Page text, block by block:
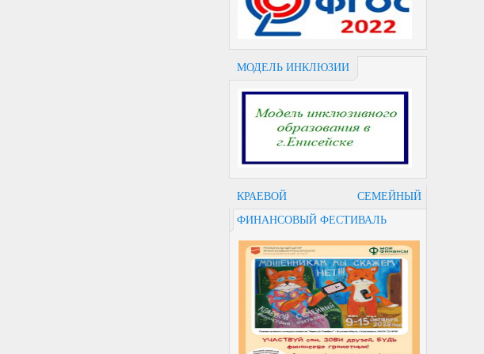
МОДЕЛЬ ИНКЛЮЗИИ
КРАЕВОЙ СЕМЕЙНЫЙ
ФИНАНСОВЫЙ ФЕСТИВАЛЬ